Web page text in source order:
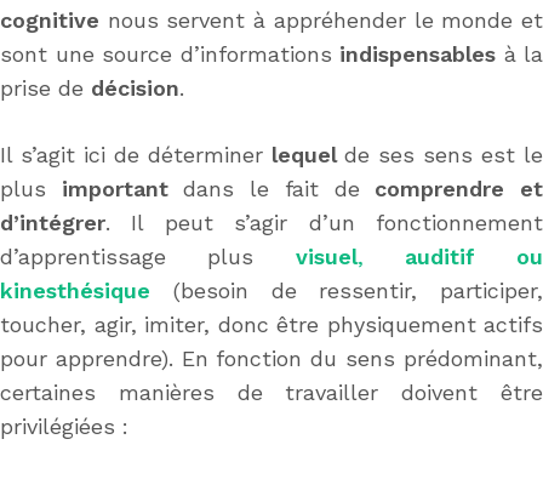
cognitive nous servent à appréhender le monde et
sont une source d’informations indispensables à la
prise de décision.
Il s’agit ici de déterminer lequelde ses sens est le
plus importantdans le fait de comprendre et
d’intégrer. Il peut s’agir d’un fonctionnement
d’apprentissage plus visuel, auditif ou
kinesthésique
(besoin de ressentir, participer,
toucher, agir, imiter, donc être physiquement actifs
pour apprendre). En fonction du sens prédominant,
certaines manières de travailler doivent être
privilégiées :